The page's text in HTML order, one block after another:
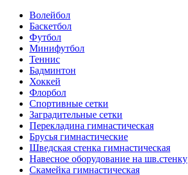
Волейбол
Баскетбол
Футбол
Минифутбол
Теннис
Бадминтон
Хоккей
Флорбол
Спортивные сетки
Заградительные сетки
Перекладина гимнастическая
Брусья гимнастические
Шведская стенка гимнастическая
Навесное оборудование на шв.стенку
Скамейка гимнастическая